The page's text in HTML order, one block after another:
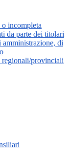
o incompleta
da parte dei titolari
di
provinciali